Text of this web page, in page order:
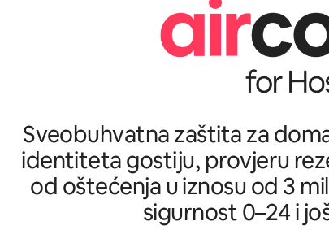
Sveobuhvatna zaštita za
identiteta gostiju, provjeru
od oštećenja u iznosu od 3
sigurnost 0–24 i